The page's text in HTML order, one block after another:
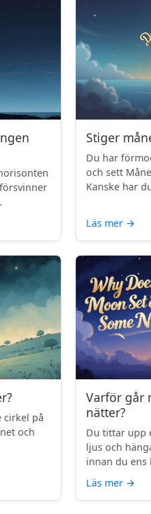
Stiger
Du har
och sett
Kanske har
Läs mer →
cirkel på
och
Varför går
nätter?
Du tittar upp
ljus och
innan du ens
Läs mer →